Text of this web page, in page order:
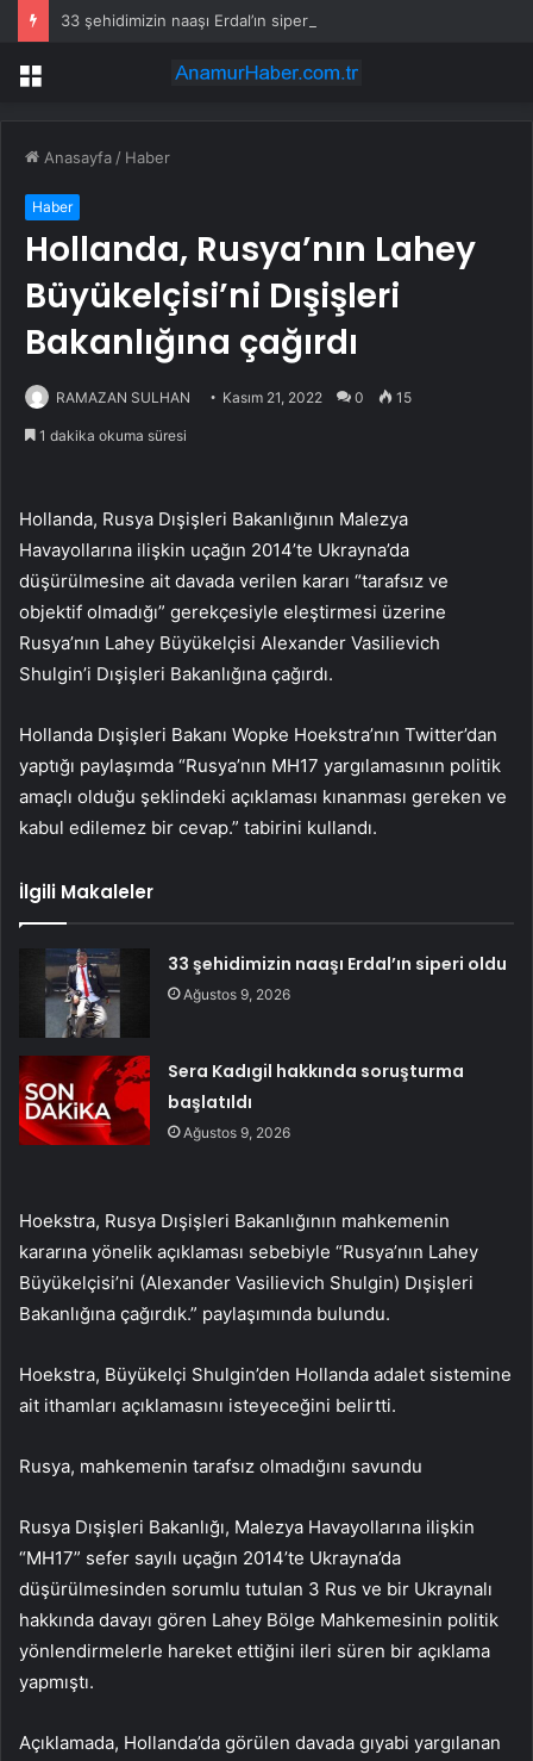
33 şehidimizin naaşı Erdal’ın siperi oldu
Menü
Anasayfa / Haber
Haber
Hollanda, Rusya’nın Lahey
Büyükelçisi’ni Dışişleri
Bakanlığına çağırdı
RAMAZAN SULHAN Kasım 21, 2022 0 15
1 dakika okuma süresi
Hollanda, Rusya Dışişleri Bakanlığının Malezya
Havayollarına ilişkin uçağın 2014’te Ukrayna’da
düşürülmesine ait davada verilen kararı “tarafsız ve
objektif olmadığı” gerekçesiyle eleştirmesi üzerine
Rusya’nın Lahey Büyükelçisi Alexander Vasilievich
Shulgin’i Dışişleri Bakanlığına çağırdı.
Hollanda Dışişleri Bakanı Wopke Hoekstra’nın Twitter’dan
yaptığı paylaşımda “Rusya’nın MH17 yargılamasının politik
amaçlı olduğu şeklindeki açıklaması kınanması gereken ve
kabul edilemez bir cevap.” tabirini kullandı.
İlgili Makaleler
33 şehidimizin naaşı Erdal’ın siperi oldu
Ağustos 9, 2026
Sera Kadıgil hakkında soruşturma
başlatıldı
Ağustos 9, 2026
Hoekstra, Rusya Dışişleri Bakanlığının mahkemenin
kararına yönelik açıklaması sebebiyle “Rusya’nın Lahey
Büyükelçisi’ni (Alexander Vasilievich Shulgin) Dışişleri
Bakanlığına çağırdık.” paylaşımında bulundu.
Hoekstra, Büyükelçi Shulgin’den Hollanda adalet sistemine
ait ithamları açıklamasını isteyeceğini belirtti.
Rusya, mahkemenin tarafsız olmadığını savundu
Rusya Dışişleri Bakanlığı, Malezya Havayollarına ilişkin
“MH17” sefer sayılı uçağın 2014’te Ukrayna’da
düşürülmesinden sorumlu tutulan 3 Rus ve bir Ukraynalı
hakkında davayı gören Lahey Bölge Mahkemesinin politik
yönlendirmelerle hareket ettiğini ileri süren bir açıklama
yapmıştı.
Açıklamada, Hollanda’da görülen davada gıyabi yargılanan